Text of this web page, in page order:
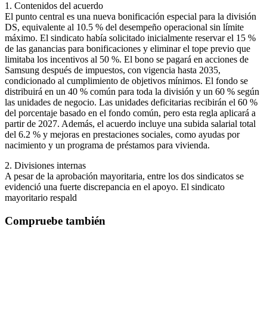
1. Contenidos del acuerdo
El punto central es una nueva bonificación especial para la división
DS, equivalente al 10.5 % del desempeño operacional sin límite
máximo. El sindicato había solicitado inicialmente reservar el 15 %
de las ganancias para bonificaciones y eliminar el tope previo que
limitaba los incentivos al 50 %. El bono se pagará en acciones de
Samsung después de impuestos, con vigencia hasta 2035,
condicionado al cumplimiento de objetivos mínimos. El fondo se
distribuirá en un 40 % común para toda la división y un 60 % según
las unidades de negocio. Las unidades deficitarias recibirán el 60 %
del porcentaje basado en el fondo común, pero esta regla aplicará a
partir de 2027. Además, el acuerdo incluye una subida salarial total
del 6.2 % y mejoras en prestaciones sociales, como ayudas por
nacimiento y un programa de préstamos para vivienda.
2. Divisiones internas
A pesar de la aprobación mayoritaria, entre los dos sindicatos se
evidenció una fuerte discrepancia en el apoyo. El sindicato
mayoritario respald
Compruebe también